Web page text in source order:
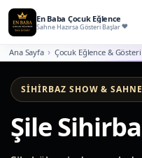
En Baba Çocuk Eğlence
Sahne Hazırsa Gösteri Başlar
Ana Sayfa Çocuk Eğlence & Gösteri
SIHIRBAZ SHOW &
Şile